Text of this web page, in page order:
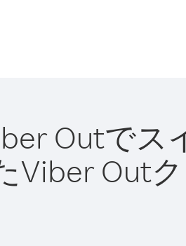
Outでス
Viber Out